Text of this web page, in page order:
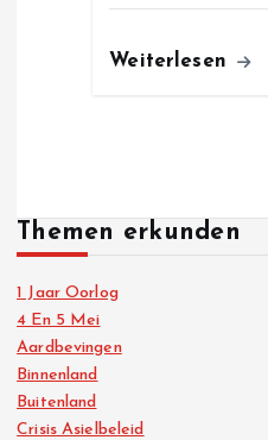
Weiterlesen
Themen erkunden
1 Jaar Oorlog
4 En 5 Mei
Aardbevingen
Binnenland
Buitenland
Crisis Asielbeleid